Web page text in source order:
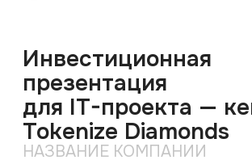
для IT-проекта — кейс
Tokenize Diamonds
HАЗВАНИЕ КОМПАНИИ
Tokenize Diamonds
СФЕРА ДЕЯТЕЛЬНОСТИ
IT, Web3, Инвестиции
ВИД УСЛУГ
Инвестиционная презентация